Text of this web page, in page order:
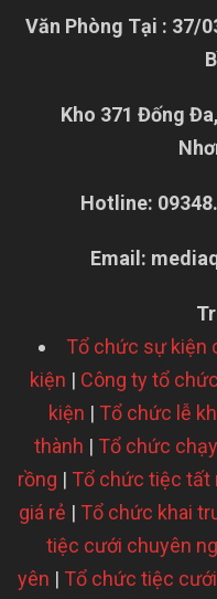
Văn Phòng Tại : 37/
Kho 371 Đống
Hotline:
Email:
Tổ chức sự kiện
kiện | Công ty tổ
kiện | Tổ chức lễ
thành | Tổ chức
rồng | Tổ chức tiệc tất
giá rẻ | Tổ chức khai
tiệc cưới chuyên
yên | Tổ chức tiệc